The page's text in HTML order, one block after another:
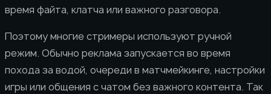
время файта, клатча или важного разговора.
Поэтому многие стримеры используют ручной
режим. Обычно реклама запускается во время
похода за водой, очереди в матчмейкинге, настройки
игры или общения с чатом без важного контента. Так